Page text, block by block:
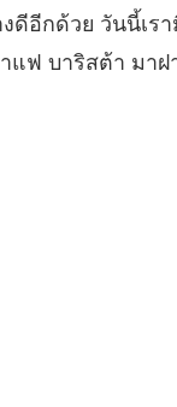
ดีอีกด้วย วันนี้เร
แฟ บาริสต้า มาฝ